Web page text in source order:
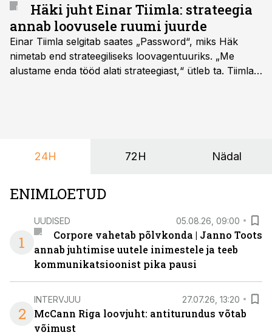
Häki juht Einar Tiimla: strateegia
annab loovusele ruumi juurde
Einar Tiimla selgitab saates „Password“, miks Häk
nimetab end strateegiliseks loovagentuuriks. „Me
alustame enda tööd alati strateegiast,“ ütleb ta. Tiimla
24H 72H Nädal
ENIMLOETUD
1
UUDISED 05.08.26, 09:00
Corpore vahetab põlvkonda | Janno Toots
annab juhtimise uutele inimestele ja teeb
kommunikatsioonist pika pausi
2
INTERVJUU 27.07.26, 13:20
McCann Riga loovjuht: antiturundus võtab
võimust